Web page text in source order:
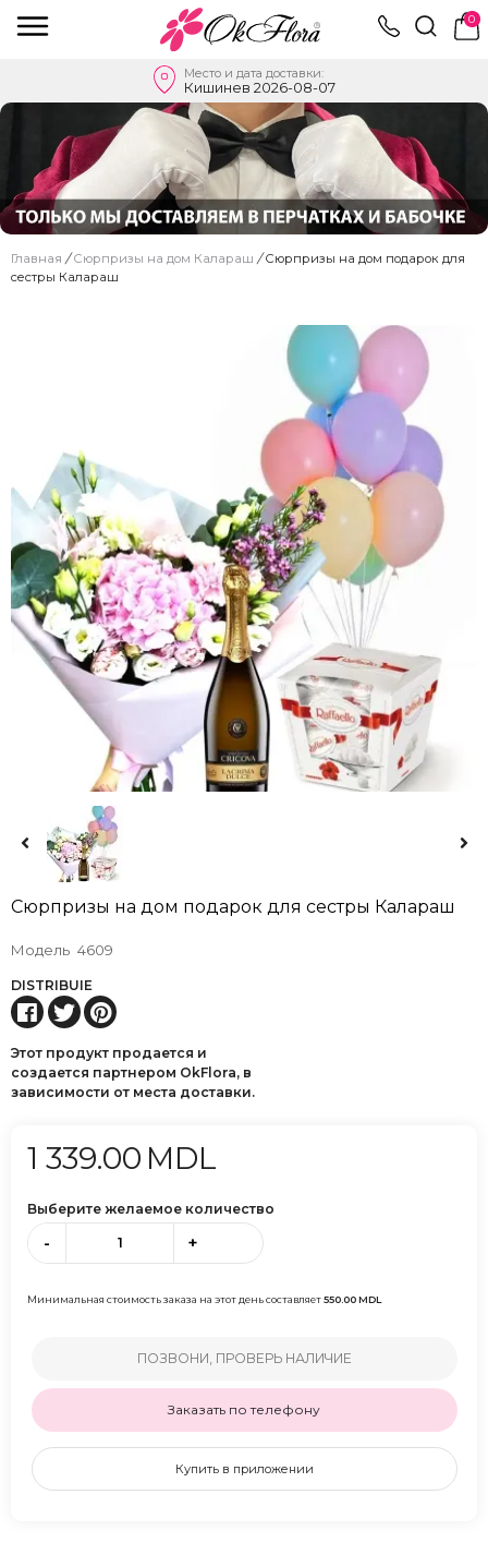
0
Место и дата доставки:
Кишинев 2026-08-07
Главная / Сюрпризы на дом Калараш / Сюрпризы на дом подарок для
сестры Калараш
Сюрпризы на дом подарок для сестры Калараш
Модель 4609
DISTRIBUIE
Этот продукт продается и
создается партнером OkFlora, в
зависимости от места доставки.
1 339.00 MDL
Выберите желаемое количество
- +
Минимальная стоимость заказа на этот день составляет550.00MDL
ПОЗВОНИ, ПРОВЕРЬ НАЛИЧИЕ
Заказать по телефону
Купить в приложении